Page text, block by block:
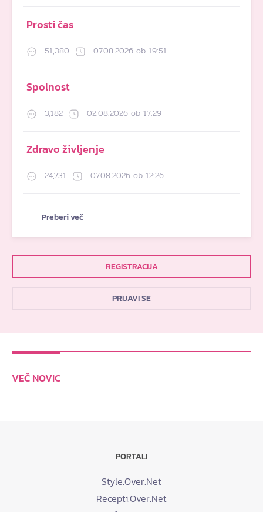
Prosti čas
51,380 07.08.2026 ob 19:51
Spolnost
3,182 02.08.2026 ob 17:29
Zdravo življenje
24,731 07.08.2026 ob 12:26
Preberi več
REGISTRACIJA
PRIJAVI SE
VEČ NOVIC
PORTALI
Style.Over.Net
Recepti.Over.Net